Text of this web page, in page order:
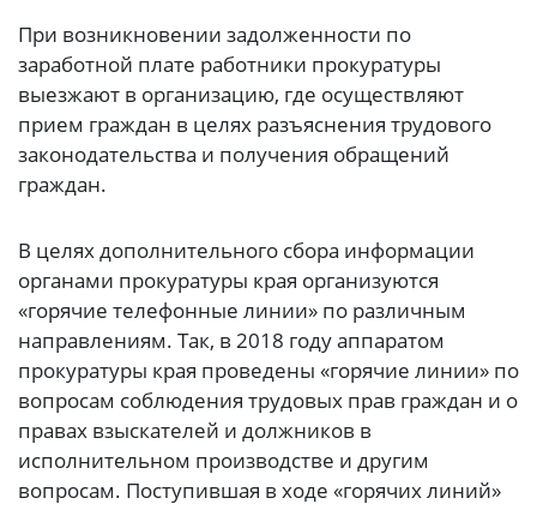
При возникновении задолженности по
заработной плате работники прокуратуры
выезжают в организацию, где осуществляют
прием граждан в целях разъяснения трудового
законодательства и получения обращений
граждан.
В целях дополнительного сбора информации
органами прокуратуры края организуются
«горячие телефонные линии» по различным
направлениям. Так, в 2018 году аппаратом
прокуратуры края проведены «горячие линии» по
вопросам соблюдения трудовых прав граждан и о
правах взыскателей и должников в
исполнительном производстве и другим
вопросам. Поступившая в ходе «горячих линий»